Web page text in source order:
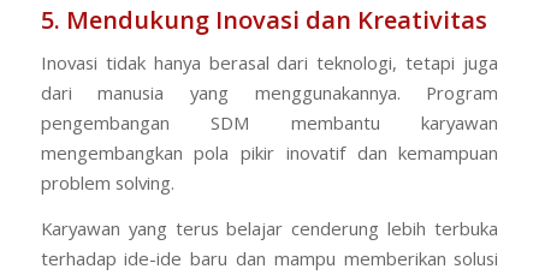
5. Mendukung Inovasi dan Kreativitas
Inovasi tidak hanya berasal dari teknologi, tetapi juga
dari manusia yang menggunakannya. Program
pengembangan SDM membantu karyawan
mengembangkan pola pikir inovatif dan kemampuan
problem solving.
Karyawan yang terus belajar cenderung lebih terbuka
terhadap ide-ide baru dan mampu memberikan solusi